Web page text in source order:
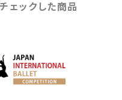
ェックした商品